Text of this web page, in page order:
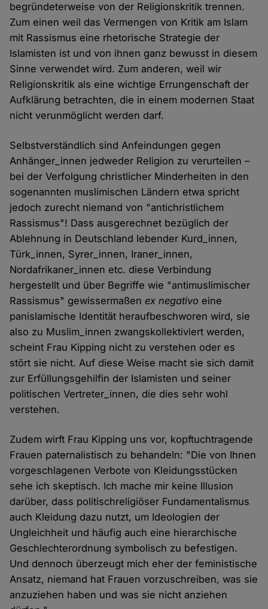
begründeterweise von der Religionskritik trennen.
Zum einen weil das Vermengen von Kritik am Islam
mit Rassismus eine rhetorische Strategie der
Islamisten ist und von ihnen ganz bewusst in diesem
Sinne verwendet wird. Zum anderen, weil wir
Religionskritik als eine wichtige Errungenschaft der
Aufklärung betrachten, die in einem modernen Staat
nicht verunmöglicht werden darf.
Selbstverständlich sind Anfeindungen gegen
Anhänger_innen jedweder Religion zu verurteilen –
bei der Verfolgung christlicher Minderheiten in den
sogenannten muslimischen Ländern etwa spricht
jedoch zurecht niemand von "antichristlichem
Rassismus"! Dass ausgerechnet bezüglich der
Ablehnung in Deutschland lebender Kurd_innen,
Türk_innen, Syrer_innen, Iraner_innen,
Nordafrikaner_innen etc. diese Verbindung
hergestellt und über Begriffe wie "antimuslimischer
Rassismus" gewissermaßenex negativo eine
panislamische Identität heraufbeschworen wird, sie
also zu Muslim_innen zwangskollektiviert werden,
scheint Frau Kipping nicht zu verstehen oder es
stört sie nicht. Auf diese Weise macht sie sich damit
zur Erfüllungsgehilfin der Islamisten und seiner
politischen Vertreter_innen, die dies sehr wohl
verstehen.
Zudem wirft Frau Kipping uns vor, kopftuchtragende
Frauen paternalistisch zu behandeln: "Die von Ihnen
vorgeschlagenen Verbote von Kleidungsstücken
sehe ich skeptisch. Ich mache mir keine Illusion
darüber, dass politischreligiöser Fundamentalismus
auch Kleidung dazu nutzt, um Ideologien der
Ungleichheit und häufig auch eine hierarchische
Geschlechterordnung symbolisch zu befestigen.
Und dennoch überzeugt mich eher der feministische
Ansatz, niemand hat Frauen vorzuschreiben, was sie
anzuziehen haben und was sie nicht anziehen